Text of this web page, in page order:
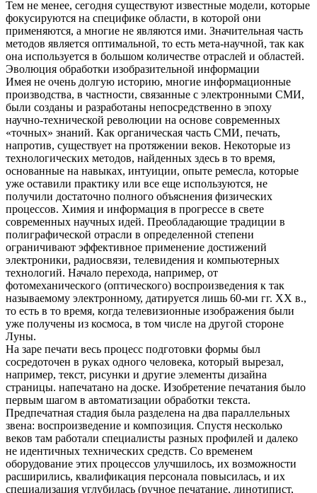
Тем не менее, сегодня существуют известные модели, которые
фокусируются на специфике области, в которой они
применяются, а многие не являются ими. Значительная часть
методов является оптимальной, то есть мета-научной, так как
она используется в большом количестве отраслей и областей.
Эволюция обработки изобразительной информации
Имея не очень долгую историю, многие информационные
производства, в частности, связанные с электронными СМИ,
были созданы и разработаны непосредственно в эпоху
научно-технической революции на основе современных
«точных» знаний. Как органическая часть СМИ, печать,
напротив, существует на протяжении веков. Некоторые из
технологических методов, найденных здесь в то время,
основанные на навыках, интуиции, опыте ремесла, которые
уже оставили практику или все еще используются, не
получили достаточно полного объяснения физических
процессов. Химия и информация в прогрессе в свете
современных научных идей. Преобладающие традиции в
полиграфической отрасли в определенной степени
ограничивают эффективное применение достижений
электроники, радиосвязи, телевидения и компьютерных
технологий. Начало перехода, например, от
фотомеханического (оптического) воспроизведения к так
называемому электронному, датируется лишь 60-ми гг. XX в.,
то есть в то время, когда телевизионные изображения были
уже получены из космоса, в том числе на другой стороне
Луны.
На заре печати весь процесс подготовки формы был
сосредоточен в руках одного человека, который вырезал,
например, текст, рисунки и другие элементы дизайна
страницы. напечатано на доске. Изобретение печатания было
первым шагом в автоматизации обработки текста.
Предпечатная стадия была разделена на два параллельных
звена: воспроизведение и композиция. Спустя несколько
веков там работали специалисты разных профилей и далеко
не идентичных технических средств. Со временем
оборудование этих процессов улучшилось, их возможности
расширились, квалификация персонала повысилась, и их
специализация углубилась (ручное печатание, линотипист,